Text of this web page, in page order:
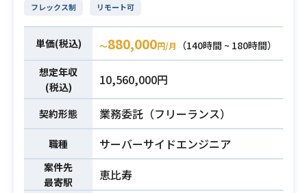
必須スキル
イドを使った資料作成の経験
・クライアントへロジカルに提案を
説明できる能力
・MAツールを用いたグロースハック
業務経験
フレックス制 リモート可
単価(税込) 〜880,000円/月
（140時間 ~ 180時間）
想定年収
(税込)
10,560,000円
契約形態 業務委託（フリーランス）
職種 サーバーサイドエンジニア
案件先
最寄駅
恵比寿